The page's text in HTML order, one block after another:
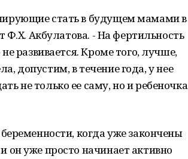
стать в будущем мамами в
Ф.Х. Акбулатова. - На фертильность
развивается. Кроме того, лучше,
допустим, в течение года, у нее
не только ее саму, но и ребеночка
когда уже закончены
он уже просто начинает активно